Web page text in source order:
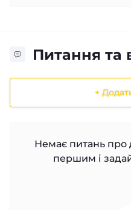
Питання та
+
Немає питань про
першим і